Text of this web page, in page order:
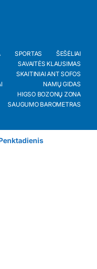
SPORTAS
ŠEŠĖLIAI
SAVAITĖS KLAUSIMAS
SKAITINIAI ANT SOFOS
NAMŲ GIDAS
HIGSO BOZONŲ ZONA
SAUGUMO BAROMETRAS